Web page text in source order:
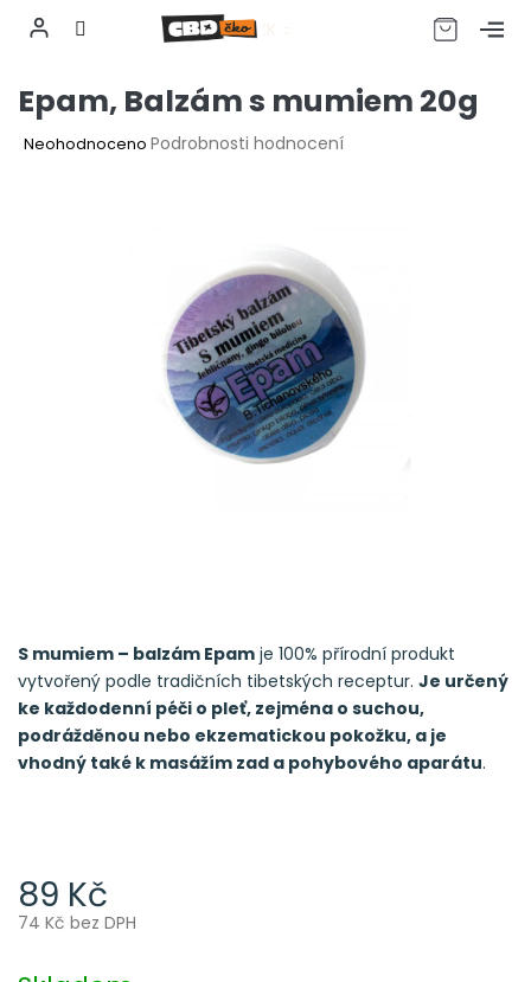
obsah
CZK
Epam, Balzám s mumiem 20g
Průměrné
Neohodnoceno Podrobnosti hodnocení
89 Kč
74 Kč bez DPH
S mumiem – balzám Epam je 100% přírodní produkt
vytvořený podle tradičních tibetských receptur. Je určený
ke každodenní péči o pleť, zejména o suchou,
podrážděnou nebo ekzematickou pokožku, a je
vhodný také k masážím zad a pohybového aparátu.